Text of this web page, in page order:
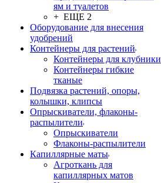
ям и туалетов
+ ЕЩЕ 2
Оборудование для внесения
удобрений
Контейнеры для растений
Контейнеры для клубники
Контейнеры гибкие
тканые
Подвязка растений, опоры,
колышки, клипсы
Опрыскиватели, флаконы-
распылители
Опрыскиватели
Флаконы-распылители
Капиллярные маты
Агроткань для
капиллярных матов